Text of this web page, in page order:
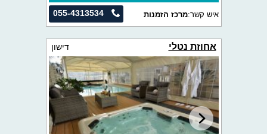
055-4313534 איש קשר:מרכז הזמנות
אחוזת נטלי דישון